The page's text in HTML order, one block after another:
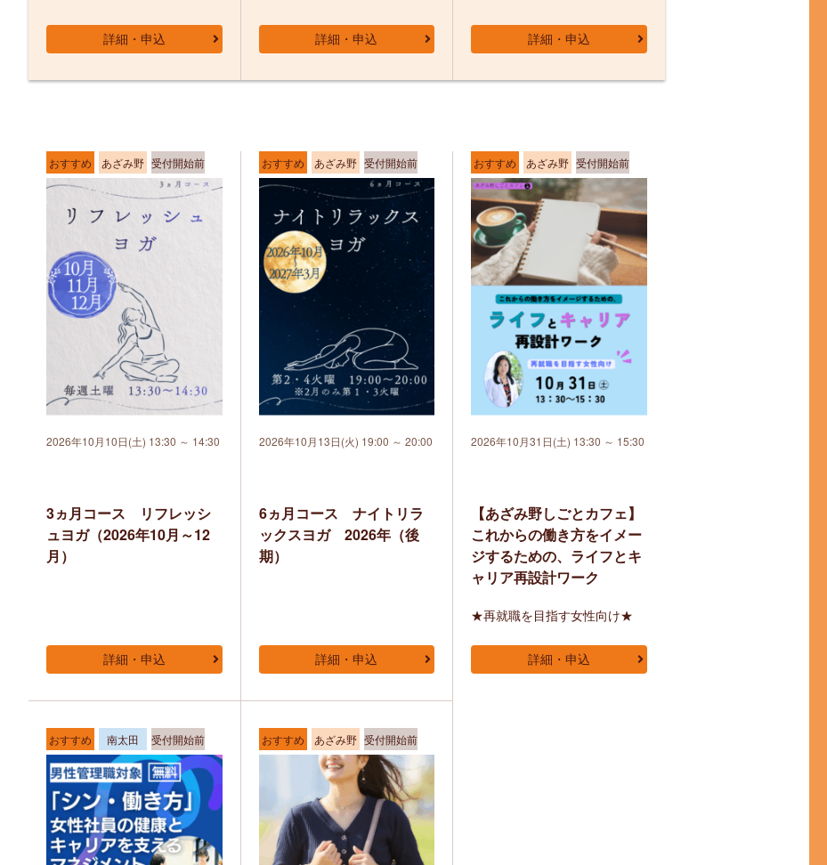
詳細・申込 詳細・申込 詳細・申込
おすすめ あざみ野 受付開始前
2026年10月10日(土) 13:30 ～ 14:30
3ヵ月コース リフレッシ
ュヨガ（2026年10月～12
月）
詳細・申込
おすすめ あざみ野 受付開始前
2026年10月13日(火) 19:00 ～ 20:00
6ヵ月コース ナイトリラ
ックスヨガ 2026年（後
期）
詳細・申込
おすすめ あざみ野 受付開始前
2026年10月31日(土) 13:30 ～ 15:30
【あざみ野しごとカフェ】
これからの働き方をイメー
ジするための、ライフとキ
ャリア再設計ワーク
★再就職を目指す女性向け★
詳細・申込
おすすめ 南太田 受付開始前 おすすめ あざみ野 受付開始前